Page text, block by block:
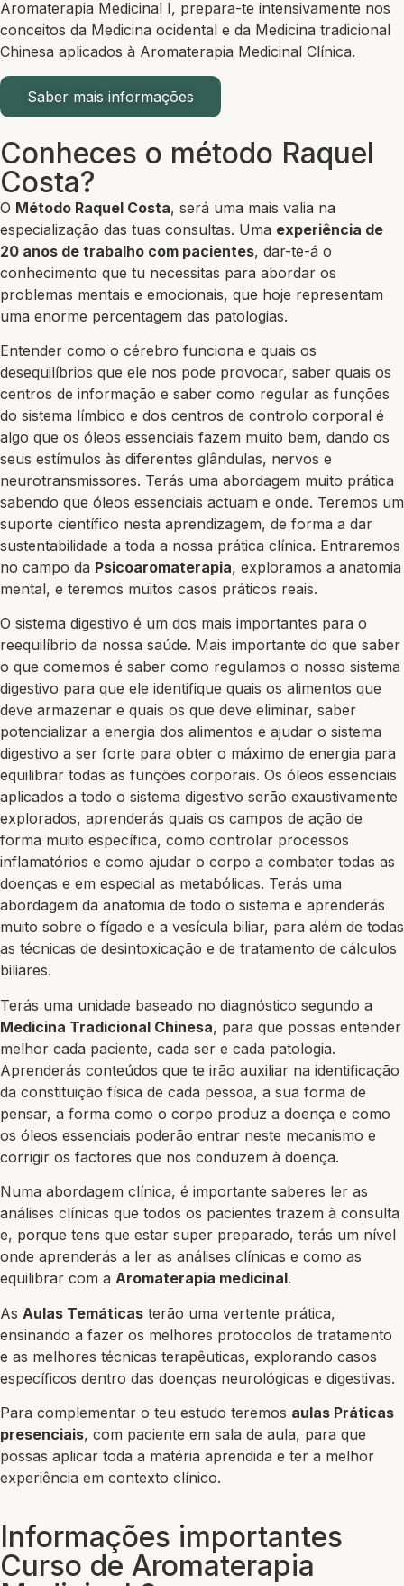
Aromaterapia Medicinal I, prepara-te intensivamente nos
conceitos da Medicina ocidental e da Medicina tradicional
Chinesa aplicados à Aromaterapia Medicinal Clínica.
Saber mais informações
Conheces o método Raquel
Costa?
O Método Raquel Costa, será uma mais valia na
especialização das tuas consultas. Uma experiência de
20 anos de trabalho com pacientes, dar-te-á o
conhecimento que tu necessitas para abordar os
problemas mentais e emocionais, que hoje representam
uma enorme percentagem das patologias.
Entender como o cérebro funciona e quais os
desequilíbrios que ele nos pode provocar, saber quais os
centros de informação e saber como regular as funções
do sistema límbico e dos centros de controlo corporal é
algo que os óleos essenciais fazem muito bem, dando os
seus estímulos às diferentes glândulas, nervos e
neurotransmissores. Terás uma abordagem muito prática
sabendo que óleos essenciais actuam e onde. Teremos um
suporte científico nesta aprendizagem, de forma a dar
sustentabilidade a toda a nossa prática clínica. Entraremos
no campo da Psicoaromaterapia, exploramos a anatomia
mental, e teremos muitos casos práticos reais.
O sistema digestivo é um dos mais importantes para o
reequilíbrio da nossa saúde. Mais importante do que saber
o que comemos é saber como regulamos o nosso sistema
digestivo para que ele identifique quais os alimentos que
deve armazenar e quais os que deve eliminar, saber
potencializar a energia dos alimentos e ajudar o sistema
digestivo a ser forte para obter o máximo de energia para
equilibrar todas as funções corporais. Os óleos essenciais
aplicados a todo o sistema digestivo serão exaustivamente
explorados, aprenderás quais os campos de ação de
forma muito específica, como controlar processos
inflamatórios e como ajudar o corpo a combater todas as
doenças e em especial as metabólicas. Terás uma
abordagem da anatomia de todo o sistema e aprenderás
muito sobre o fígado e a vesícula biliar, para além de todas
as técnicas de desintoxicação e de tratamento de cálculos
biliares.
Terás uma unidade baseado no diagnóstico segundo a
Medicina Tradicional Chinesa, para que possas entender
melhor cada paciente, cada ser e cada patologia.
Aprenderás conteúdos que te irão auxiliar na identificação
da constituição física de cada pessoa, a sua forma de
pensar, a forma como o corpo produz a doença e como
os óleos essenciais poderão entrar neste mecanismo e
corrigir os factores que nos conduzem à doença.
Numa abordagem clínica, é importante saberes ler as
análises clínicas que todos os pacientes trazem à consulta
e, porque tens que estar super preparado, terás um nível
onde aprenderás a ler as análises clínicas e como as
equilibrar com a Aromaterapia medicinal.
As Aulas Temáticas terão uma vertente prática,
ensinando a fazer os melhores protocolos de tratamento
e as melhores técnicas terapêuticas, explorando casos
específicos dentro das doenças neurológicas e digestivas.
Para complementar o teu estudo teremos aulas Práticas
presenciais, com paciente em sala de aula, para que
possas aplicar toda a matéria aprendida e ter a melhor
experiência em contexto clínico.
Informações importantes
Curso de Aromaterapia